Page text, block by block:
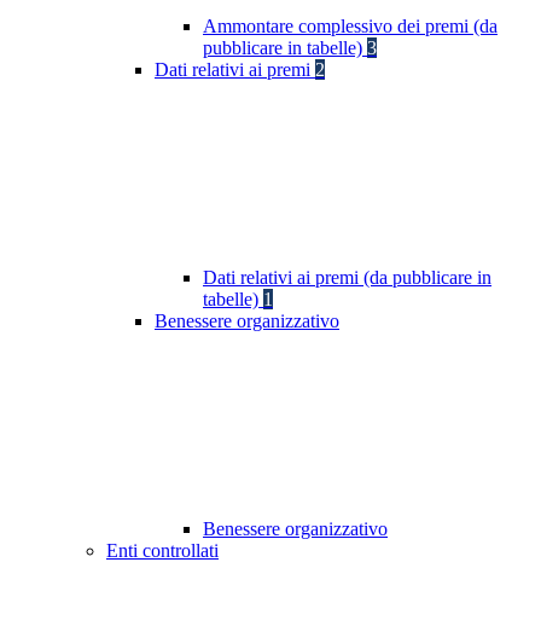
Ammontare complessivo dei premi (da
pubblicare in tabelle) 3
Dati relativi ai premi 2
Dati relativi ai premi (da pubblicare in
tabelle) 1
Benessere organizzativo
Benessere organizzativo
Enti controllati